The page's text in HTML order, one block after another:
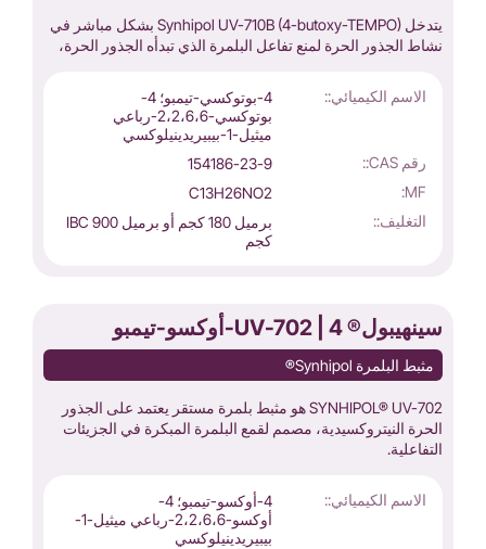
يتدخل Synhipol UV-710B (4-butoxy-TEMPO) بشكل مباشر في
نشاط الجذور الحرة لمنع تفاعل البلمرة الذي تبدأه الجذور الحرة،
الاسم الكيميائي::
4-بوتوكسي-تيمبو؛ 4-
بوتوكسي-2،2،6،6-رباعي
ميثيل-1-بيبيريدينيلوكسي
رقم CAS::
154186-23-9
MF:
C13H26NO2
التغليف::
برميل 180 كجم أو برميل IBC 900
كجم
سينهيبول® UV-702 | 4-أوكسو-تيمبو
مثبط البلمرة Synhipol®
SYNHIPOL® UV-702 هو مثبط بلمرة مستقر يعتمد على الجذور
الحرة النيتروكسيدية، مصمم لقمع البلمرة المبكرة في الجزيئات
التفاعلية.
الاسم الكيميائي::
4-أوكسو-تيمبو؛ 4-
أوكسو-2،2،6،6-رباعي ميثيل-1-
بيبيريدينيلوكسي